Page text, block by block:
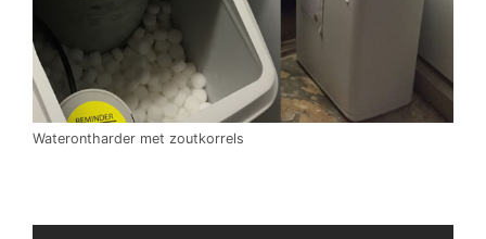
Waterontharder met zoutkorrels